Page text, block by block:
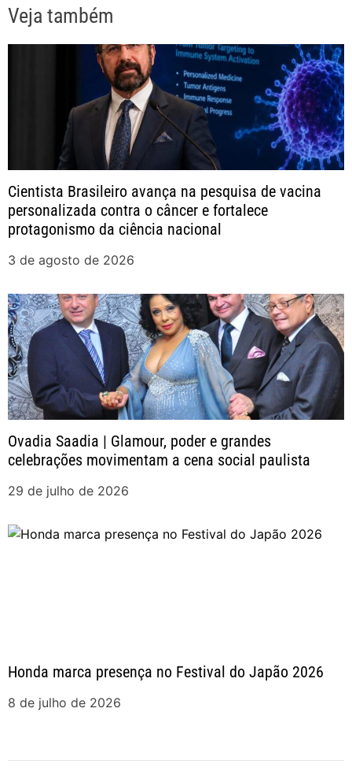
g
o
d
e
P
o
s
t
Veja também
Cientista Brasileiro avança na pesquisa de vacina
personalizada contra o câncer e fortalece
protagonismo da ciência nacional
3 de agosto de 2026
Ovadia Saadia | Glamour, poder e grandes
celebrações movimentam a cena social paulista
29 de julho de 2026
Honda marca presença no Festival do Japão 2026
8 de julho de 2026